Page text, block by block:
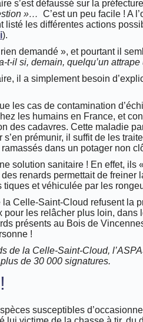
s’est défaussé sur la
»… C’est un peu facile ! A
listé les différentes actions
).
demandé », et pourtant il
t-il si, demain, quelqu’un
il a simplement besoin
les cas de contamination
les humains en France, et
des cadavres. Cette maladie
prémunir, il suffit de les
dans un potager non
solution sanitaire ! En effet,
renards permettait de freiner
et véhiculée par les
Celle-Saint-Cloud refusent la
les relâcher plus loin, dans
présents au Bois de
!
de la Celle-Saint-Cloud,
de 30 000 signatures.
susceptibles